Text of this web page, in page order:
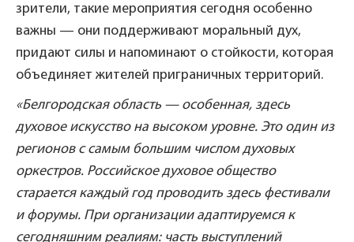
зрители, такие мероприятия сегодня особенно
важны — они поддерживают моральный дух,
придают силы и напоминают о стойкости, которая
объединяет жителей приграничных территорий.
«Белгородская область — особенная, здесь
духовое искусство на высоком уровне. Это один из
регионов с самым большим числом духовых
оркестров. Российское духовое общество
старается каждый год проводить здесь фестивали
и форумы. При организации адаптируемся к
сегодняшним реалиям: часть выступлений